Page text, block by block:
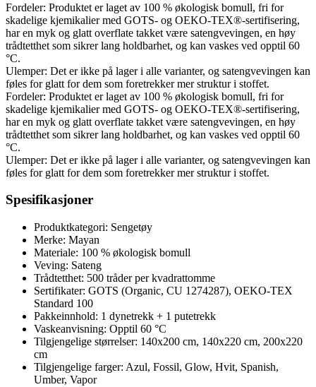
Fordeler: Produktet er laget av 100 % økologisk bomull, fri for
skadelige kjemikalier med GOTS- og OEKO-TEX®-sertifisering,
har en myk og glatt overflate takket være satengvevingen, en høy
trådtetthet som sikrer lang holdbarhet, og kan vaskes ved opptil 60
°C.
Ulemper: Det er ikke på lager i alle varianter, og satengvevingen kan
føles for glatt for dem som foretrekker mer struktur i stoffet.
Fordeler: Produktet er laget av 100 % økologisk bomull, fri for
skadelige kjemikalier med GOTS- og OEKO-TEX®-sertifisering,
har en myk og glatt overflate takket være satengvevingen, en høy
trådtetthet som sikrer lang holdbarhet, og kan vaskes ved opptil 60
°C.
Ulemper: Det er ikke på lager i alle varianter, og satengvevingen kan
føles for glatt for dem som foretrekker mer struktur i stoffet.
Spesifikasjoner
Produktkategori: Sengetøy
Merke: Mayan
Materiale: 100 % økologisk bomull
Veving: Sateng
Trådtetthet: 500 tråder per kvadrattomme
Sertifikater: GOTS (Organic, CU 1274287), OEKO-TEX
Standard 100
Pakkeinnhold: 1 dynetrekk + 1 putetrekk
Vaskeanvisning: Opptil 60 °C
Tilgjengelige størrelser: 140x200 cm, 140x220 cm, 200x220
cm
Tilgjengelige farger: Azul, Fossil, Glow, Hvit, Spanish,
Umber, Vapor